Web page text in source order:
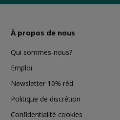
À propos de nous
Qui sommes-nous?
Emploi
Newsletter 10% réd.
Politique de discrétion
Confidentialité cookies